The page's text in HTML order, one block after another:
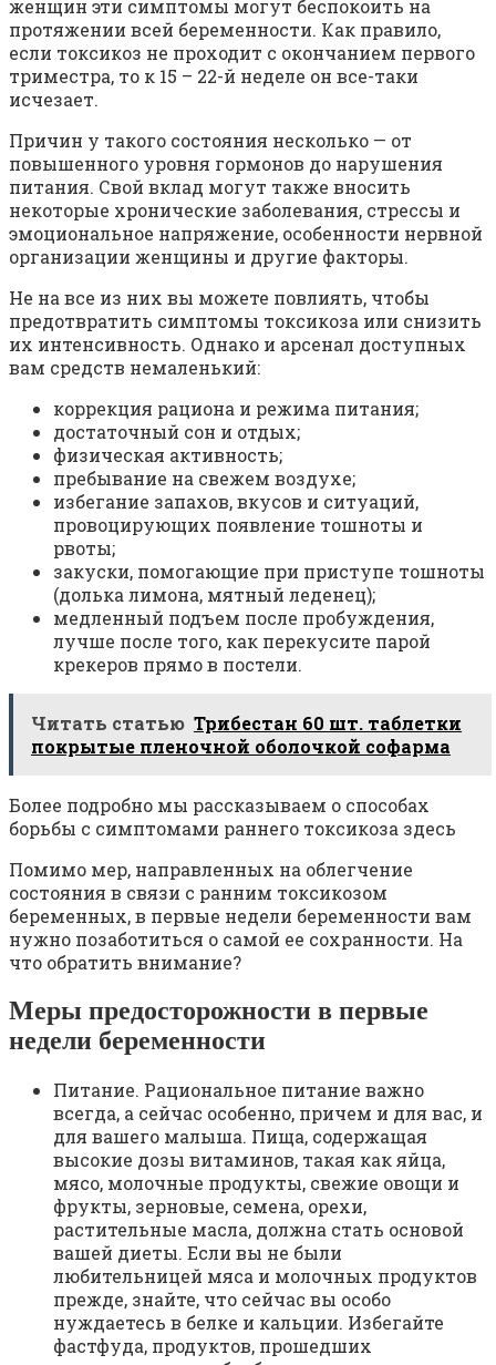
женщин эти симптомы могут беспокоить на
протяжении всей беременности. Как правило,
если токсикоз не проходит с окончанием первого
триместра, то к 15 – 22-й неделе он все-таки
исчезает.
Причин у такого состояния несколько — от
повышенного уровня гормонов до нарушения
питания. Свой вклад могут также вносить
некоторые хронические заболевания, стрессы и
эмоциональное напряжение, особенности нервной
организации женщины и другие факторы.
Не на все из них вы можете повлиять, чтобы
предотвратить симптомы токсикоза или снизить
их интенсивность. Однако и арсенал доступных
вам средств немаленький:
коррекция рациона и режима питания;
достаточный сон и отдых;
физическая активность;
пребывание на свежем воздухе;
избегание запахов, вкусов и ситуаций,
провоцирующих появление тошноты и
рвоты;
закуски, помогающие при приступе тошноты
(долька лимона, мятный леденец);
медленный подъем после пробуждения,
лучше после того, как перекусите парой
крекеров прямо в постели.
Читать статью Трибестан 60 шт. таблетки
покрытые пленочной оболочкой софарма
Более подробно мы рассказываем о способах
борьбы с симптомами раннего токсикоза здесь
Помимо мер, направленных на облегчение
состояния в связи с ранним токсикозом
беременных, в первые недели беременности вам
нужно позаботиться о самой ее сохранности. На
что обратить внимание?
Меры предосторожности в первые
недели беременности
Питание. Рациональное питание важно
всегда, а сейчас особенно, причем и для вас, и
для вашего малыша. Пища, содержащая
высокие дозы витаминов, такая как яйца,
мясо, молочные продукты, свежие овощи и
фрукты, зерновые, семена, орехи,
растительные масла, должна стать основой
вашей диеты. Если вы не были
любительницей мяса и молочных продуктов
прежде, знайте, что сейчас вы особо
нуждаетесь в белке и кальции. Избегайте
фастфуда, продуктов, прошедших